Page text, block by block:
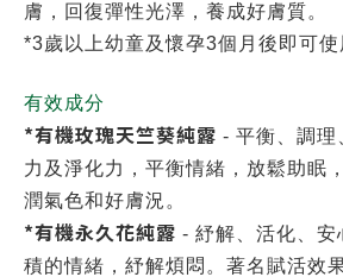
膚，回復彈性光澤，養成好膚質。
*3歲以上幼童及懷孕3個月後即可使
有效成分
*有機玫瑰天竺葵純露 - 平衡、調理
力及淨化力，平衡情緒，放鬆助眠
潤氣色和好膚況。
*有機永久花純露 - 紓解、活化、安
積的情緒，紓解煩悶。著名賦活效